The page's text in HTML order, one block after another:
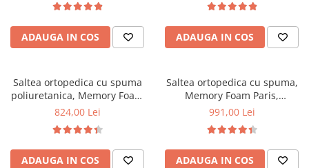
vara-iarna, sistem aerisire
perimetral, Saltex
ADAUGA IN COS
memory foam 5 cm, sistem de
aerisire perimetral, Saltex
ADAUGA IN COS
Saltea ortopedica cu spuma
poliuretanica, Memory Foam
Paris 5cm, 80x200x23cm,
aerisire perimetral, Saltex
824,00 Lei
ADAUGA IN COS
Saltea ortopedica cu spuma,
Memory Foam Paris,
100x200x23cm, fermitate tare,
foam 5 cm, sistem de aerisire
perimetral, Saltex
991,00 Lei
ADAUGA IN COS